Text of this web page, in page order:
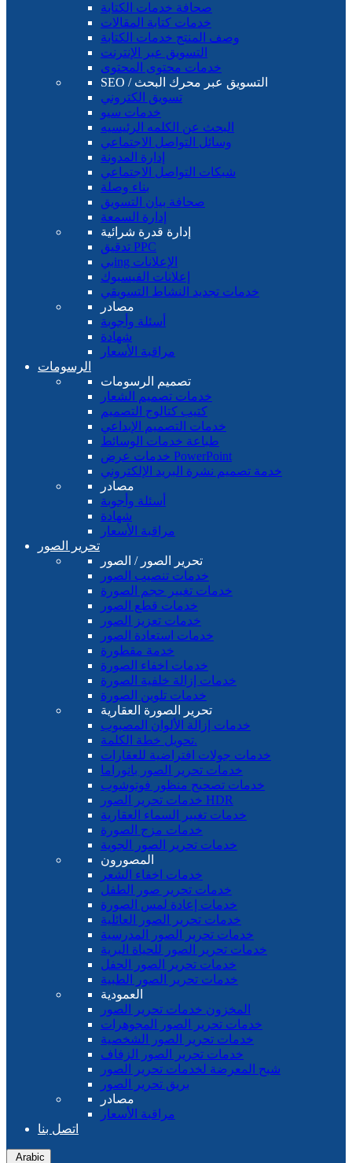
صحافة خدمات الكتابة
خدمات كتابة المقالات
وصف المنتج خدمات الكتابة
التسويق عبر الإنترنت
خدمات محتوى المحتوى
SEO / التسويق عبر محرك البحث
تسويق الكتروني
خدمات سيو
البحث عن الكلمه الرئيسيه
وسائل التواصل الاجتماعي
إدارة المدونة
شبكات التواصل الاجتماعي
بناء وصلة
صحافة بيان التسويق
إدارة السمعة
إدارة قدرة شرائية
تدقيق PPC
بيing الإعلانات
إعلانات الفيسبوك
خدمات تجديد النشاط التسويقي
مصادر
أسئلة وأجوبة
شهادة
مراقبة الأسعار
الرسومات
تصميم الرسومات
خدمات تصميم الشعار
كتيب كتالوج التصميم
خدمات التصميم الإبداعي
طباعة خدمات الوسائط
خدمات عرض PowerPoint
خدمة تصميم نشرة البريد الإلكتروني
مصادر
أسئلة وأجوبة
شهادة
مراقبة الأسعار
تحرير الصور
تحرير الصور / الصور
خدمات تنصيب الصور
خدمات تغيير حجم الصورة
خدمات قطع الصور
خدمات تعزيز الصور
خدمات استعادة الصور
خدمة مقطورة
خدمات اخفاء الصورة
خدمات إزالة خلفية الصورة
خدمات تلوين الصورة
تحرير الصورة العقارية
خدمات إزالة الألوان المصبوب
تحويل خطة الكلمة.
خدمات جولات افتراضية للعقارات
خدمات تحرير الصور بانوراما
خدمات تصحيح منظور فوتوشوب
خدمات تحرير الصور HDR
خدمات تغيير السماء العقارية
خدمات مزج الصورة
خدمات تحرير الصور الجوية
المصورون
خدمات اخفاء الشعر
خدمات تحرير صور الطفل
خدمات إعادة لمس الصورة
خدمات تحرير الصور العائلية
خدمات تحرير الصور المدرسية
خدمات تحرير الصور للحياة البرية
خدمات تحرير الصور الحفل
خدمات تحرير الصور الطبية
العمودية
المخزون خدمات تحرير الصور
خدمات تحرير الصور المجوهرات
خدمات تحرير الصور الشخصية
خدمات تحرير الصور الزفاف
شبح المعرضة لخدمات تحرير الصور
بريق تحرير الصور
مصادر
مراقبة الأسعار
اتصل بنا
Arabic